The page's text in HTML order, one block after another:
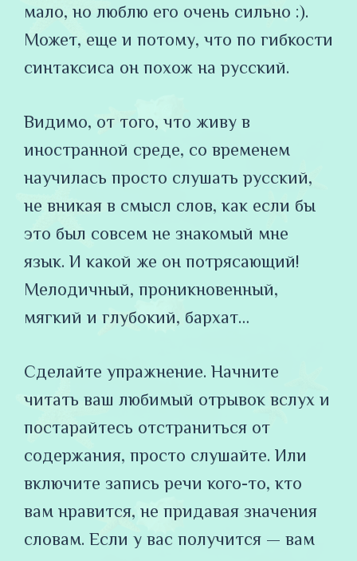
мало, но люблю его очень сильно :).
Может, еще и потому, что по гибкости
синтаксиса он похож на русский.
Видимо, от того, что живу в
иностранной среде, со временем
научилась просто слушать русский,
не вникая в смысл слов, как если бы
это был совсем не знакомый мне
язык. И какой же он потрясающий!
Мелодичный, проникновенный,
мягкий и глубокий, бархат…
Сделайте упражнение. Начните
читать ваш любимый отрывок вслух и
постарайтесь отстраниться от
содержания, просто слушайте. Или
включите запись речи кого-то, кто
вам нравится, не придавая значения
словам. Если у вас получится — вам